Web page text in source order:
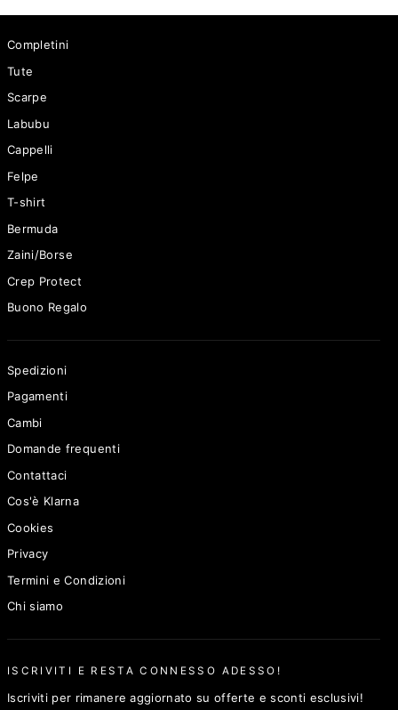
Completini
Tute
Scarpe
Labubu
Cappelli
Felpe
T-shirt
Bermuda
Zaini/Borse
Crep Protect
Buono Regalo
Spedizioni
Pagamenti
Cambi
Domande frequenti
Contattaci
Cos'è Klarna
Cookies
Privacy
Termini e Condizioni
Chi siamo
ISCRIVITI E RESTA CONNESSO ADESSO!
Iscriviti per rimanere aggiornato su offerte e sconti esclusivi!